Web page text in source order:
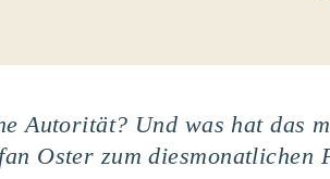
Autorität? Und was hat das
Oster zum diesmonatlichen